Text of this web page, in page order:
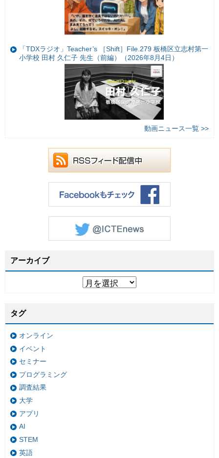
「TDXラジオ」Teacher’s ［Shift］File.279 板橋区立志村第一
小学校 田村 久仁子 先生（前編）（2026年8月4日）
動画ニュース一覧 >>
アーカイブ
タグ
オンライン
イベント
セミナー
プログラミング
調査結果
大学
アプリ
AI
STEM
英語